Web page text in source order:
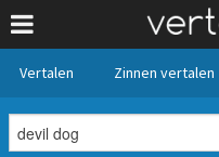
Vertalen Zinnen vertalen